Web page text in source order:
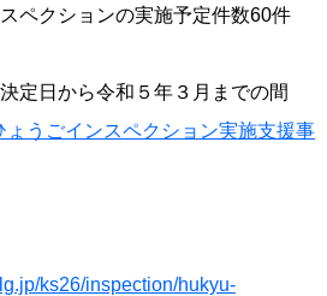
クションの実施予定件数60件
日から令和５年３月までの間
ょうごインスペクション実施支援事
ks26/inspection/hukyu-